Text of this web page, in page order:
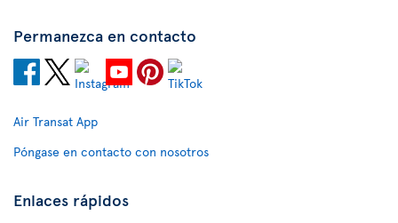
Permanezca en contacto
Air Transat App
Póngase en contacto con nosotros
Enlaces rápidos